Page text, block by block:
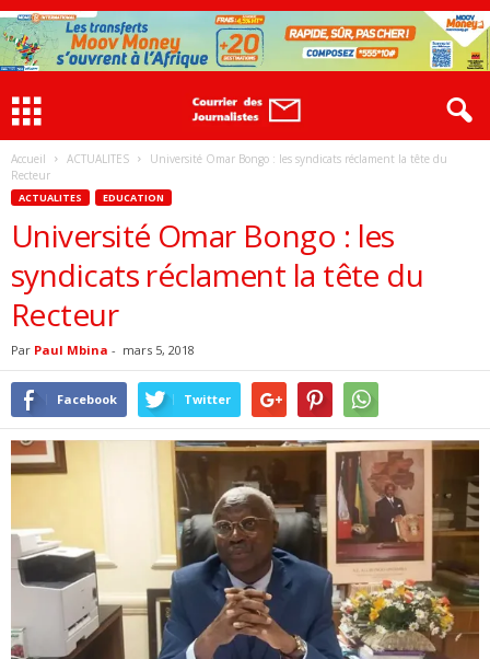
Accueil ACTUALITES
Université Omar Bongo : les syndicats réclament la tête du
Recteur
ACTUALITES EDUCATION
Université Omar Bongo : les
syndicats réclament la tête du
Recteur
Par Paul Mbina - mars 5, 2018
Facebook Twitter